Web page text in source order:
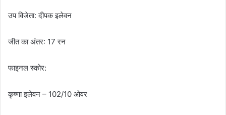
उप विजेता: दीपक इलेवन
जीत का अंतर: 17 रन
फाइनल स्कोर:
कृष्णा इलेवन – 102/10 ओवर